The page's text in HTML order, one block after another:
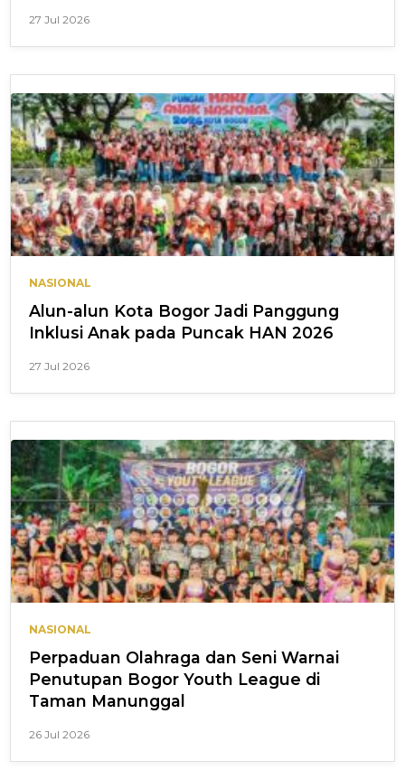
27 Jul 2026
NASIONAL
Alun-alun Kota Bogor Jadi Panggung
Inklusi Anak pada Puncak HAN 2026
27 Jul 2026
NASIONAL
Perpaduan Olahraga dan Seni Warnai
Penutupan Bogor Youth League di
Taman Manunggal
26 Jul 2026